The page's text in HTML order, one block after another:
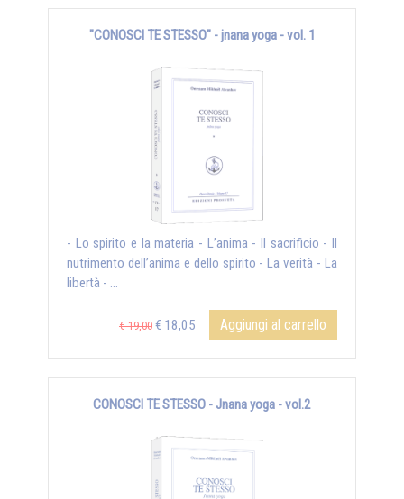
"CONOSCI TE STESSO" - jnana yoga - vol. 1
- Lo spirito e la materia - L’anima - Il sacrificio - Il
nutrimento dell’anima e dello spirito - La verità - La
libertà - ...
€ 19,00 € 18,05 Aggiungi al carrello
CONOSCI TE STESSO - Jnana yoga - vol.2